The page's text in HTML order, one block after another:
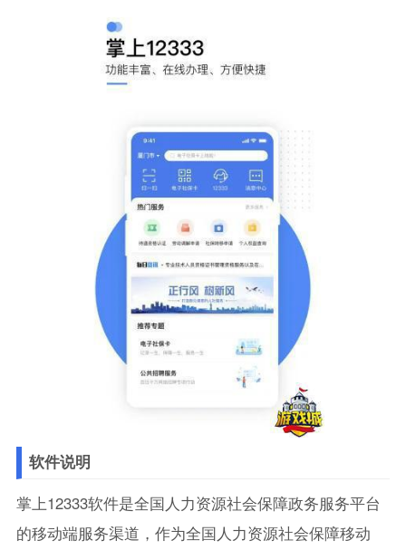
软件说明
掌上12333软件是全国人力资源社会保障政务服务平台
的移动端服务渠道，作为全国人力资源社会保障移动